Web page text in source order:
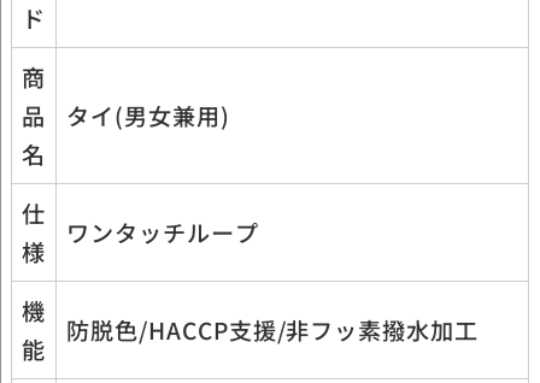
ド
商
品
名
タイ(男女兼用)
仕
様
ワンタッチループ
機
能
防脱色/HACCP支援/非フッ素撥水加工